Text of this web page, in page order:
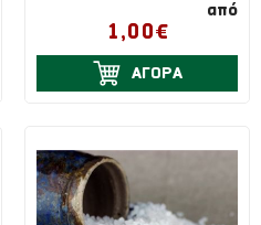
από
1,00€
ΑΓΟΡΑ